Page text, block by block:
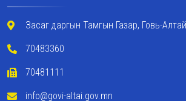
Засаг даргын Тамгын Газар, Говь-
70483360
70481111
info@govi-altai.gov.mn